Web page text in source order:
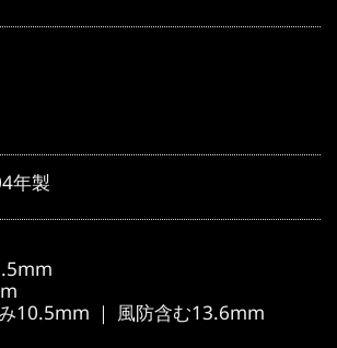
年製
10.5mm ｜ 風防含む13.6mm